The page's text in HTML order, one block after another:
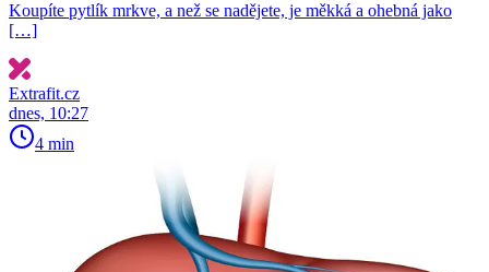
Koupíte pytlík mrkve, a než se nadějete, je měkká a ohebná jako
[…]
Extrafit.cz
dnes, 10:27
4 min